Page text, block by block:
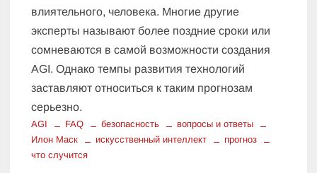
влиятельного, человека. Многие другие
эксперты называют более поздние сроки или
сомневаются в самой возможности создания
AGI. Однако темпы развития технологий
заставляют относиться к таким прогнозам
серьезно.
AGI FAQ безопасность
вопросы и ответы
Илон Маск
искусственный интеллект
прогноз
что случится